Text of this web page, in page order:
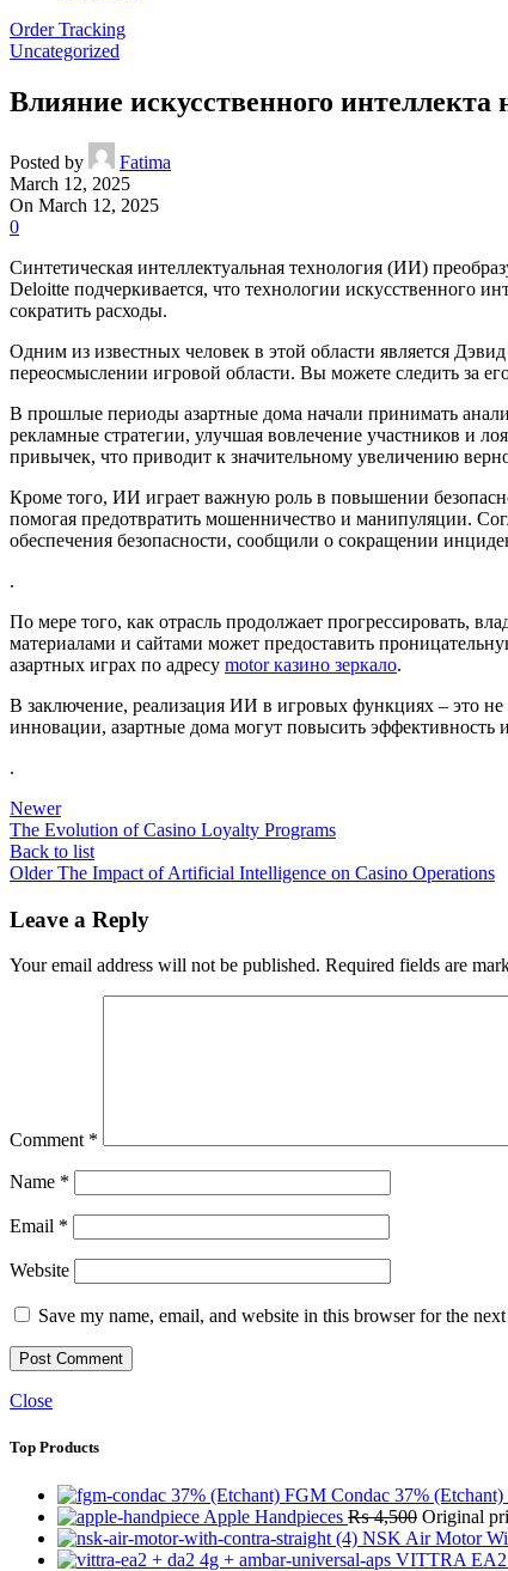
Order Tracking
Uncategorized
Влияние искусственного интеллекта
Posted by
Fatima
March 12, 2025
On March 12, 2025
0
Синтетическая интеллектуальная технология (ИИ)
Deloitte подчеркивается, что технологии искусственного
сократить расходы.
Одним из известных человек в этой области является
переосмыслении игровой области. Вы можете следить за
В прошлые периоды азартные дома начали принимать
рекламные стратегии, улучшая вовлечение участников и
привычек, что приводит к значительному увеличению
Кроме того, ИИ играет важную роль в повышении
помогая предотвратить мошенничество и манипуляции.
обеспечения безопасности, сообщили о сокращении
.
По мере того, как отрасль продолжает прогрессировать,
материалами и сайтами может предоставить
азартных играх по адресу motor казино зеркало.
В заключение, реализация ИИ в игровых функциях – это
инновации, азартные дома могут повысить эффективность
.
Newer
The Evolution of Casino Loyalty Programs
Back to list
Older The Impact of Artificial Intelligence on Casino Operations
Leave a Reply
Your email address will not be published. Required fields are
Comment *
Name *
Email *
Website
Save my name, email, and website in this browser for the
Close
Top Products
FGM Condac 37% (Etchant)
Apple Handpieces ₨4,500 Original
NSK Air Motor
VITTRA EA2